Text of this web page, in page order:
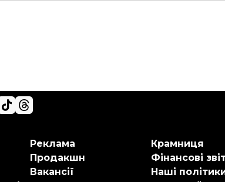
Реклама
Продакшн
Вакансії
Крамниця
Фінансові
Наші